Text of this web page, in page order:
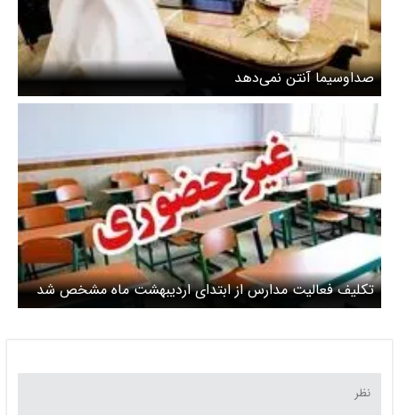
صداوسیما آنتن نمی‌دهد
تکلیف فعالیت مدارس از ابتدای اردیبهشت ماه مشخص شد